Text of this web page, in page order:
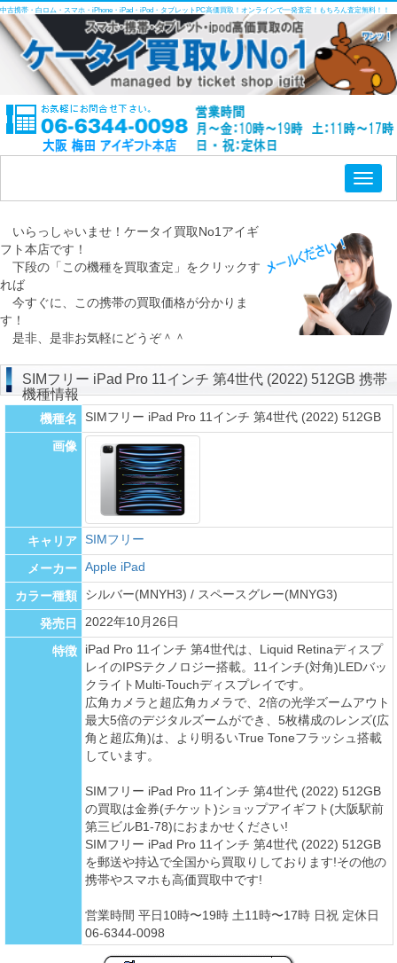
中古携帯・白ロム・スマホ・iPhone・iPad・iPod・タブレットPC高価買取！オンラインで一発査定！もちろん査定無料！！
いらっしゃいませ！ケータイ買取No1アイギ
フト本店です！
下段の「この機種を買取査定」をクリックす
れば
今すぐに、この携帯の買取価格が分かりま
す！
是非、是非お気軽にどうぞ＾＾
SIMフリー iPad Pro 11インチ 第4世代 (2022) 512GB 携帯
機種情報
機種名 SIMフリー iPad Pro 11インチ 第4世代 (2022) 512GB
画像
キャリア SIMフリー
メーカー Apple iPad
カラー種類 シルバー(MNYH3) / スペースグレー(MNYG3)
発売日 2022年10月26日
特徴
iPad Pro 11インチ 第4世代は、Liquid Retinaディスプ
レイのIPSテクノロジー搭載。11インチ(対角)LEDバッ
クライトMulti-Touchディスプレイです。
広角カメラと超広角カメラで、2倍の光学ズームアウト
最大5倍のデジタルズームができ、5枚構成のレンズ(広
角と超広角)は、より明るいTrue Toneフラッシュ搭載
しています。
SIMフリー iPad Pro 11インチ 第4世代 (2022) 512GB
の買取は金券(チケット)ショップアイギフト(大阪駅前
第三ビルB1-78)におまかせください!
SIMフリー iPad Pro 11インチ 第4世代 (2022) 512GB
を郵送や持込で全国から買取りしております!その他の
携帯やスマホも高価買取中です!
営業時間 平日10時〜19時 土11時〜17時 日祝 定休日
06-6344-0098